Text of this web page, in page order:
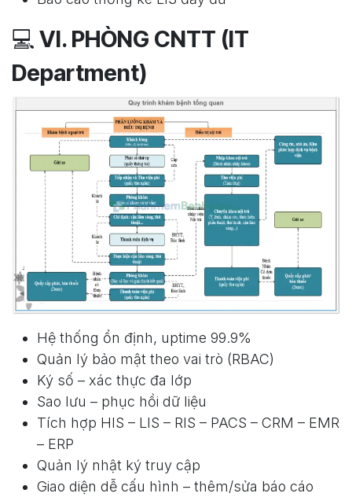
💻 VI. PHÒNG CNTT (IT
Department)
Hệ thống ổn định, uptime 99.9%
Quản lý bảo mật theo vai trò (RBAC)
Ký số – xác thực đa lớp
Sao lưu – phục hồi dữ liệu
Tích hợp HIS – LIS – RIS – PACS – CRM – EMR
– ERP
Quản lý nhật ký truy cập
Giao diện dễ cấu hình – thêm/sửa báo cáo